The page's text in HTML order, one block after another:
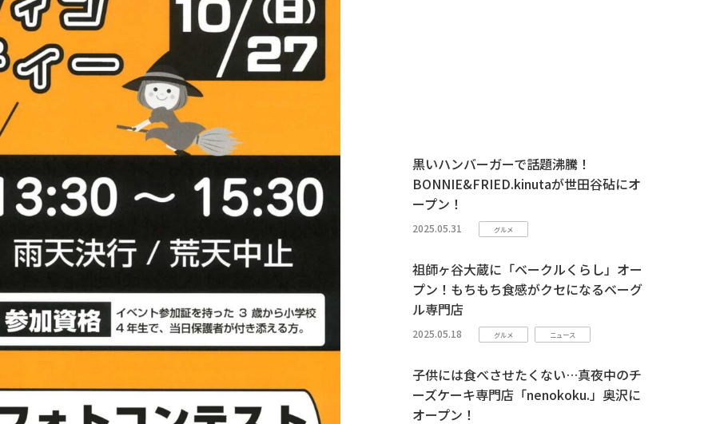
黒いハンバーガーで話題沸騰！
BONNIE&FRIED.kinutaが世田谷砧にオ
ープン！
2025.05.31 グルメ
祖師ヶ谷大蔵に「ベークルくらし」オー
プン！もちもち食感がクセになるベーグ
ル専門店
2025.05.18 グルメ ニュース
子供には食べさせたくない…真夜中のチ
ーズケーキ専門店「nenokoku.」奥沢に
オープン！